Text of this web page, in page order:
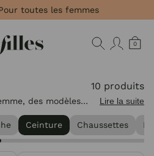
toutes les femmes
0
10 produits
des modèles
tenues et apporter
votre
Lire la suite
Ceinture Chaussettes